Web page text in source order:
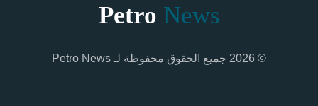
Petro News
© 2026 جميع الحقوق محفوظة لـ Petro News